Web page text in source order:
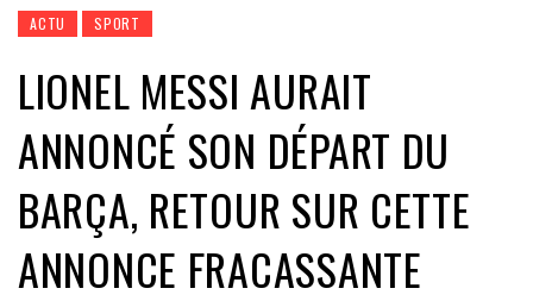
ACTU SPORT
LIONEL MESSI AURAIT
ANNONCÉ SON DÉPART DU
BARÇA, RETOUR SUR CETTE
ANNONCE FRACASSANTE